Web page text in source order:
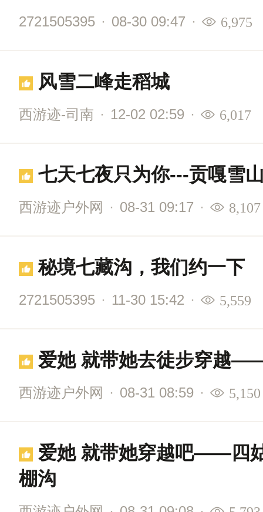
2721505395 · 08-30 09:47 · 6,975
风雪二峰走稻城
西游迹-司南 · 12-02 02:59 · 6,017
七天七夜只为你---贡嘎雪
西游迹户外网 · 08-31 09:17 · 8,107
秘境七藏沟，我们约一下
2721505395 · 11-30 15:42 · 5,559
爱她 就带她去徒步穿越
西游迹户外网 · 08-31 08:59 · 5,150
爱她 就带她穿越吧——四
棚沟